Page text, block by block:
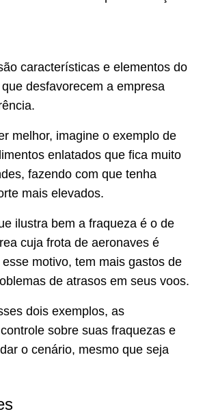
características e elementos do
desfavorecem a empresa
melhor, imagine o exemplo de
enlatados que fica muito
fazendo com que tenha
mais elevados.
ilustra bem a fraqueza é o de
cuja frota de aeronaves é
motivo, tem mais gastos de
de atrasos em seus voos.
dois exemplos, as
sobre suas fraquezas e
o cenário, mesmo que seja